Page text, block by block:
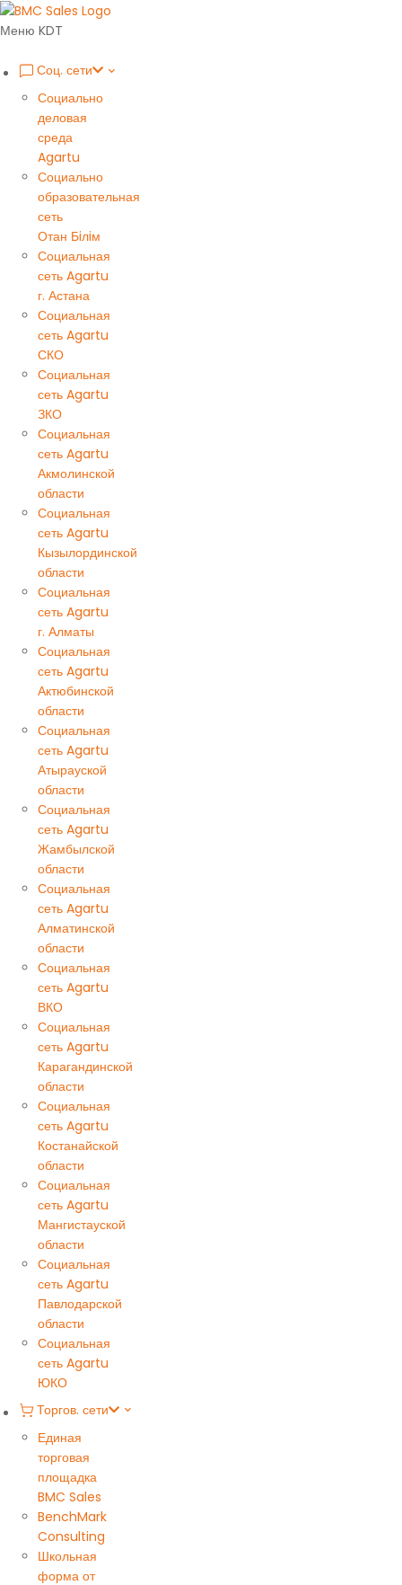
Меню KDT
Соц. сети
Социально
деловая
среда
Agartu
Социально
образовательная
сеть
Отан Бiлiм
Социальная
сеть Agartu
г. Астана
Социальная
сеть Agartu
СКО
Социальная
сеть Agartu
ЗКО
Социальная
сеть Agartu
Акмолинской
области
Социальная
сеть Agartu
Кызылординской
области
Социальная
сеть Agartu
г. Алматы
Социальная
сеть Agartu
Актюбинской
области
Социальная
сеть Agartu
Атырауской
области
Социальная
сеть Agartu
Жамбылской
области
Социальная
сеть Agartu
Алматинской
области
Социальная
сеть Agartu
ВКО
Социальная
сеть Agartu
Карагандинской
области
Социальная
сеть Agartu
Костанайской
области
Социальная
сеть Agartu
Мангистауской
области
Социальная
сеть Agartu
Павлодарской
области
Социальная
сеть Agartu
ЮКО
Торгов. сети
Единая
торговая
площадка
BMC Sales
BenchMark
Consulting
Школьная
форма от